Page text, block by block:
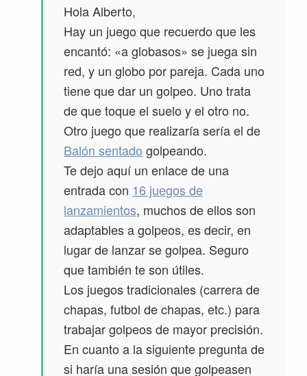
Hola Alberto,
Hay un juego que recuerdo que les
encantó: «a globasos» se juega sin
red, y un globo por pareja. Cada uno
tiene que dar un golpeo. Uno trata
de que toque el suelo y el otro no.
Otro juego que realizaría sería el de
Balón sentado golpeando.
Te dejo aquí un enlace de una
entrada con 16 juegos de
lanzamientos, muchos de ellos son
adaptables a golpeos, es decir, en
lugar de lanzar se golpea. Seguro
que también te son útiles.
Los juegos tradicionales (carrera de
chapas, futbol de chapas, etc.) para
trabajar golpeos de mayor precisión.
En cuanto a la siguiente pregunta de
si haría una sesión que golpeasen